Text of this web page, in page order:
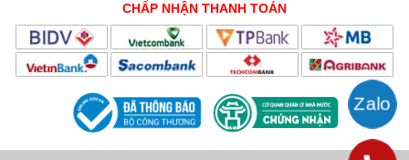
CHẤP NHẬN THANH TOÁN